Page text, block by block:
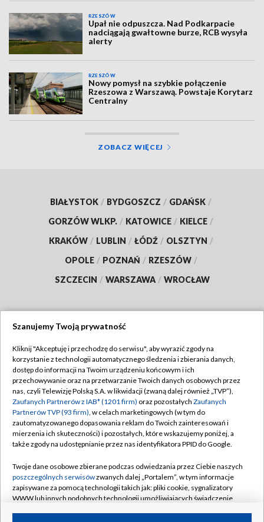
RZESZÓW
Upał nie odpuszcza. Nad Podkarpacie
nadciągają gwałtowne burze, RCB wysyła
alerty
RZESZÓW
Nowy pomysł na szybkie połączenie
Rzeszowa z Warszawą. Powstaje Korytarz
Centralny
ZOBACZ WIĘCEJ
BIAŁYSTOK / BYDGOSZCZ / GDAŃSK /
GORZÓW WLKP. / KATOWICE / KIELCE /
KRAKÓW / LUBLIN / ŁÓDŹ / OLSZTYN /
OPOLE / POZNAŃ / RZESZÓW /
SZCZECIN / WARSZAWA / WROCŁAW
TVP
Abonament TVP
Emisja w TVP
Centrum informacji TVP
Naziemna Telewizja Cyfrowa
Rada Programowa
System NOS
Informacje o nadawcy
Regulamin TVP
Polityka prywatności
Moje zgody
Pomoc
Kontakt
Kanały
Szanujemy Twoją prywatność
Kliknij "Akceptuję i przechodzę do serwisu", aby wyrazić zgody na
korzystanie z technologii automatycznego śledzenia i zbierania danych,
dostęp do informacji na Twoim urządzeniu końcowym i ich
przechowywanie oraz na przetwarzanie Twoich danych osobowych przez
nas, czyli Telewizję Polską S.A. w likwidacji (zwaną dalej również „TVP”),
Zaufanych Partnerów z IAB* (1201 firm) oraz pozostałych Zaufanych
Partnerów TVP (93 firm), w celach marketingowych (w tym do
zautomatyzowanego dopasowania reklam do Twoich zainteresowań i
mierzenia ich skuteczności) i pozostałych, które wskazujemy poniżej, a
także zgody na udostępnianie przez nas identyfikatora PPID do Google.
Twoje dane osobowe zbierane podczas odwiedzania przez Ciebie naszych
poszczególnych serwisówzwanych dalej „Portalem”, w tym informacje
zapisywane za pomocą technologii takich jak: pliki cookie, sygnalizatory
WWW lub innych podobnych technologii umożliwiających świadczenie